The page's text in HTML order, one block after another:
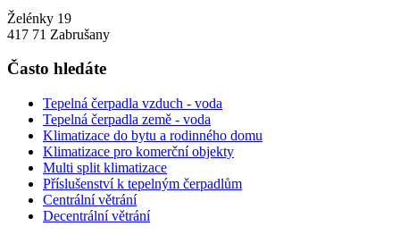
Želénky 19
417 71 Zabrušany
Často hledáte
Tepelná čerpadla vzduch - voda
Tepelná čerpadla země - voda
Klimatizace do bytu a rodinného domu
Klimatizace pro komerční objekty
Multi split klimatizace
Příslušenství k tepelným čerpadlům
Centrální větrání
Decentrální větrání